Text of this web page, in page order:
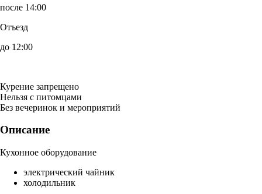
после 14:00
Отъезд
до 12:00
Курение запрещено
Нельзя с питомцами
Без вечеринок и мероприятий
Описание
Кухонное оборудование
электрический чайник
холодильник